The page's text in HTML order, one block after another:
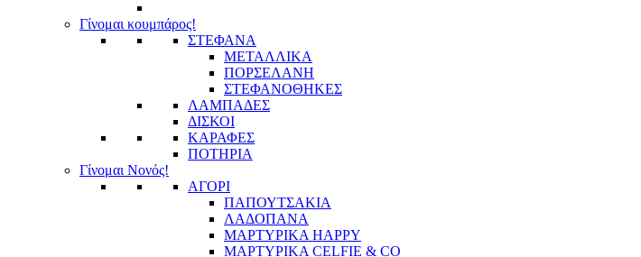
Γίνομαι κουμπάρος!
ΣΤΕΦΑΝΑ
ΜΕΤΑΛΛΙΚΑ
ΠΟΡΣΕΛΑΝΗ
ΣΤΕΦΑΝΟΘΗΚΕΣ
ΛΑΜΠΑΔΕΣ
ΔΙΣΚΟΙ
ΚΑΡΑΦΕΣ
ΠΟΤΗΡΙΑ
Γίνομαι Νονός!
ΑΓΟΡΙ
ΠΑΠΟΥΤΣΑΚΙΑ
ΛΑΔΟΠΑΝΑ
ΜΑΡΤΥΡΙΚΑ HAPPY
ΜΑΡΤΥΡΙΚΑ CELFIE & CO